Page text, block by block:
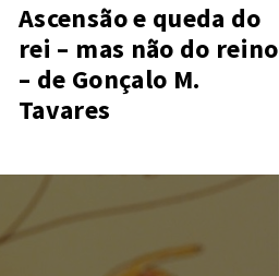
Ascensão e queda do
rei – mas não do reino
– de Gonçalo M.
Tavares